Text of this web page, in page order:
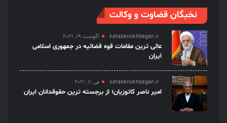
نخبگان قضاوت و وکالت
ketabenokhbegan.ir آگوست 19, 2021
عالی ترین مقامات قوه قضائیه در جمهوری اسلامی
ایران
ketabenokhbegan.ir می 11, 2021
امیر ناصر کاتوزیان؛ از برجسته ترین حقوقدانان ایران